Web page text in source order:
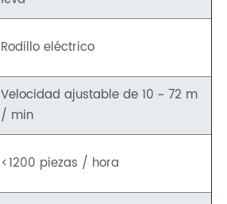
Rodillo eléctrico
Velocidad ajustable de 10 ~ 72 m
/ min
<1200 piezas / hora